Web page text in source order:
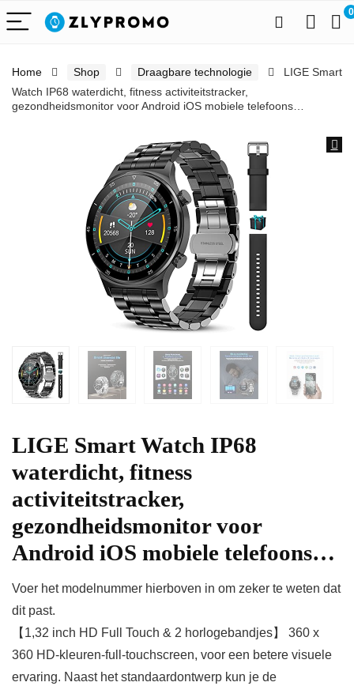
0
Home Shop Draagbare technologie
LIGE Smart
Watch IP68 waterdicht, fitness activiteitstracker,
gezondheidsmonitor voor Android iOS mobiele telefoons…
LIGE Smart Watch IP68
waterdicht, fitness
activiteitstracker,
gezondheidsmonitor voor
Android iOS mobiele telefoons…
Voer het modelnummer hierboven in om zeker te weten dat
dit past.
【1,32 inch HD Full Touch & 2 horlogebandjes】 360 x
360 HD-kleuren-full-touchscreen, voor een betere visuele
ervaring. Naast het standaardontwerp kun je de